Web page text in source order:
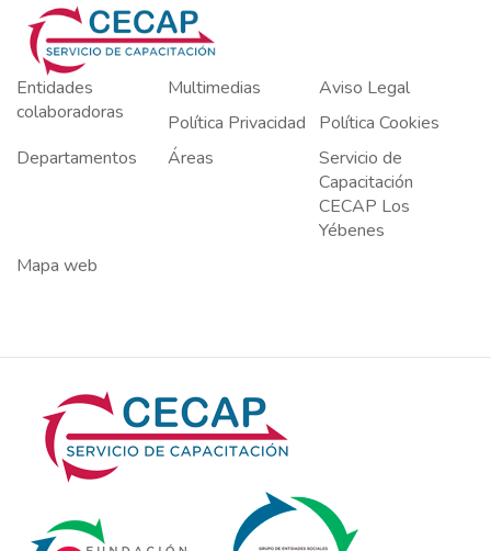
Entidades
colaboradoras
Multimedias
Aviso Legal
Política Privacidad
Política Cookies
Departamentos
Áreas
Servicio de
Capacitación
CECAP Los
Yébenes
Mapa web